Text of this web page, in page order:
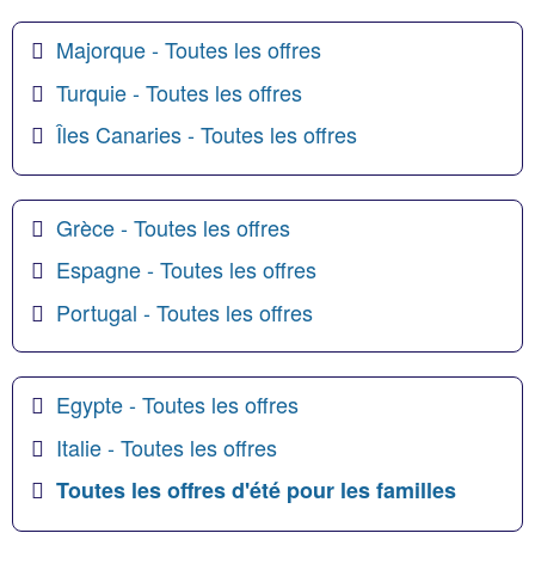
Majorque - Toutes les offres
Turquie - Toutes les offres
Îles Canaries - Toutes les offres
Grèce - Toutes les offres
Espagne - Toutes les offres
Portugal - Toutes les offres
Egypte - Toutes les offres
Italie - Toutes les offres
Toutes les offres d'été pour les familles